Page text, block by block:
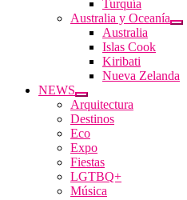
Turquía
Australia y Oceanía
Australia
Islas Cook
Kiribati
Nueva Zelanda
NEWS
Arquitectura
Destinos
Eco
Expo
Fiestas
LGTBQ+
Música